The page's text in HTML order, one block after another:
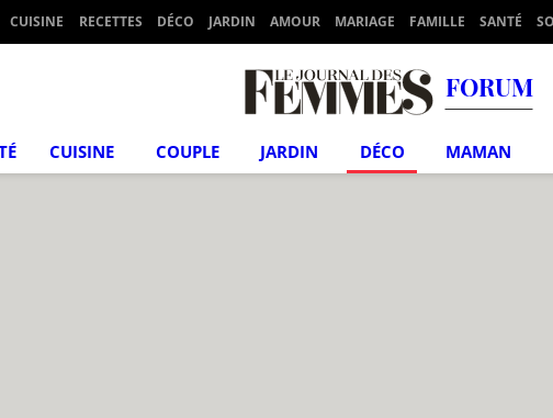
CUISINE RECETTES DÉCO JARDIN AMOUR MARIAGE FAMILLE SANTÉ
FORUM
CUISINE COUPLE JARDIN DÉCO MAMAN